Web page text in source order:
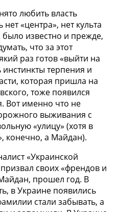
любить власть
нет «центра», нет культа
было известно и прежде,
что за этот
раз готов «выйти на
терпения и
которая пришла на
тоже появился
Вот именно что не
выживания с
«улицу» (хотя в
конечно, а Майдан).
«Украинской
своих «френдов и
прошел год. В
в Украине появились
стали забывать, а